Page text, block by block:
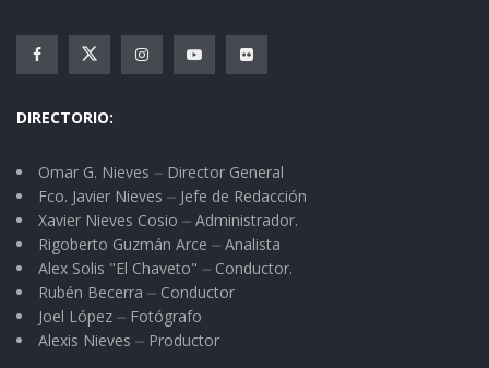
DIRECTORIO:
Omar G. Nieves ⏤ Director General
Fco. Javier Nieves ⏤ Jefe de Redacción
Xavier Nieves Cosio ⏤ Administrador.
Rigoberto Guzmán Arce ⏤ Analista
Alex Solis "El Chaveto" ⏤ Conductor.
Rubén Becerra ⏤ Conductor
Joel López ⏤ Fotógrafo
Alexis Nieves ⏤ Productor